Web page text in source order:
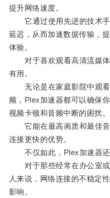
提升网络速度。
它通过使用先进的技术手
延迟，从而加速数据传输，
体验。
对于喜欢观看高清流媒体
有用。
无论是在家庭影院中观看
频，Plex加速器都可以确保
视频卡顿和音频中断的困扰。
它能在最高画质和最佳音
连接更快的优势。
不仅如此，Plex加速器还
对于那些经常在办公室或
人来说，网络连接的不稳定
影响。